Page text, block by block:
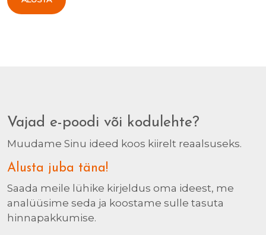
Vajad e-poodi või kodulehte?
Muudame Sinu ideed koos kiirelt reaalsuseks.
Alusta juba täna!
Saada meile lühike kirjeldus oma ideest, me
analüüsime seda ja koostame sulle tasuta
hinnapakkumise.